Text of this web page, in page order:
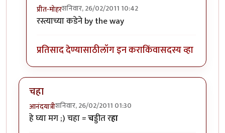
प्रीत-मोहरशनिवार, 26/02/2011 10:42
In reply toपुलेशु म्हणजे पुढील लेखनासाठी शुभेच्छा??
रस्त्याच्या कडेने by the way
प्रतिसाद देण्यासाठीलॉग इन कराकिंवासदस्य व्हा
चहा
आनंदयात्रीशनिवार, 26/02/2011 01:30
हे घ्या मग ;) चहा =चड्डीत रहा